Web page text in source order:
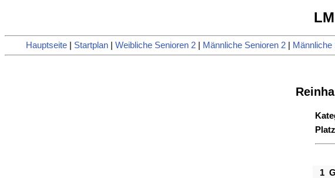
Hauptseite Startplan Weibliche Senioren 2 Männliche Senioren 2 Männliche
1